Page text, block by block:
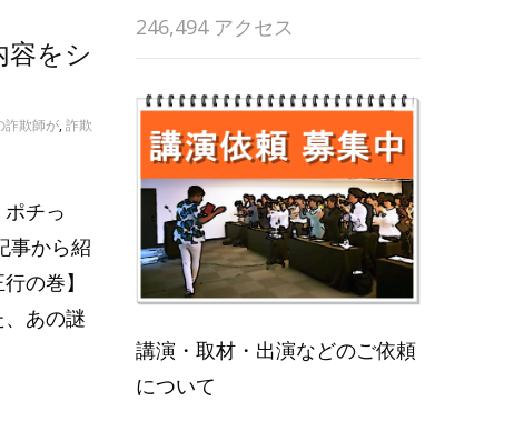
容をシ
詐欺師が,詐欺
チっ
から紹
の巻】
、あの謎
246,494 アクセス
講演・取材・出演などのご依頼
について